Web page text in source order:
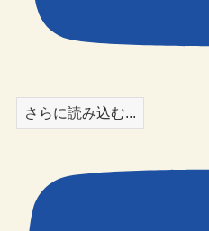
さらに読み込む...